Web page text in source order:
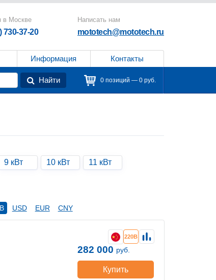
в Москве
730-37-20
Написать нам
mototech@mototech.ru
Информация Контакты
Найти 0 позиций — 0 руб.
9 кВт 10 кВт
11 кВт
USD EUR CNY
220В
282 000 руб.
Купить